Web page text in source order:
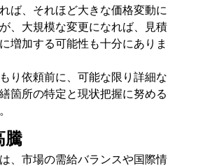
ば、それほど大きな価格変動に
、大規模な変更になれば、見積
増加する可能性も十分にありま
り依頼前に、可能な限り詳細な
箇所の特定と現状把握に努める
騰
、市場の需給バランスや国際情